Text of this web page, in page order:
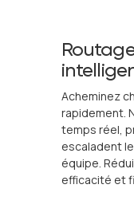
Acheminez
rapidement.
temps réel,
escaladent
équipe.
efficacité et